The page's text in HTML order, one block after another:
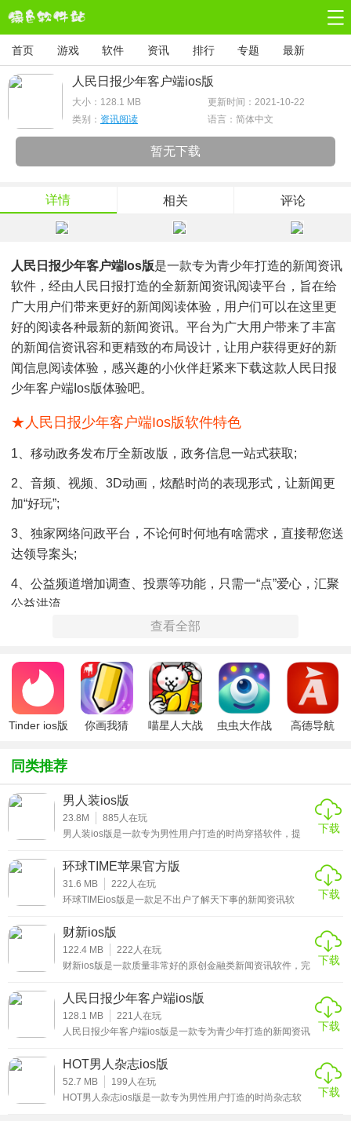
首页 游戏 软件 资讯 排行 专题 最新
人民日报少年客户端ios版
大小： 128.1 MB
更新时间：2021-10-22
类别： 资讯阅读 语言：简体中文
暂无下载
详情 相关 评论
人民日报少年客户端ios版是一款专为青少年打造的新闻资讯
软件，经由人民日报打造的全新新闻资讯阅读平台，旨在给
广大用户们带来更好的新闻阅读体验，用户们可以在这里更
好的阅读各种最新的新闻资讯。平台为广大用户带来了丰富
的新闻信资讯容和更精致的布局设计，让用户获得更好的新
闻信息阅读体验，感兴趣的小伙伴赶紧来下载这款人民日报
少年客户端ios版体验吧。
★人民日报少年客户端ios版软件特色
1、移动政务发布厅全新改版，政务信息一站式获取;
2、音频、视频、3D动画，炫酷时尚的表现形式，让新闻更
加“好玩”;
3、独家网络问政平台，不论何时何地有啥需求，直接帮您送
达领导案头;
4、公益频道增加调查、投票等功能，只需一“点”爱心，汇聚
公益洪流。
1、“新闻+公益”的创新
全新频道设计，打开公益新方式，浏览新闻即可传递温暖，
一“点”爱心便能汇聚公益洪流;
论何时何地，您的需求都可一键送达领导案头;
3、鲜活丰富的内容形式
短视频、小视频打造沉浸体验，第一时间为你连通新闻现场;
直播、动画、音频、报纸，炫酷形式让新闻更“好玩”。
1、随时随地为您提供有速度、有热度、有温度、有态度的新
2、热点焦点及时评，为您观察纷繁复杂的世界提供不一样的
务送到您手边。
查看全部
Tinder ios版
你画我猜
喵星人大战
虫虫大作战
高德导航
同类推荐
男人装ios版
23.8M 885 人在玩
男人装ios版是一款专为男性用户打造的时尚穿搭软件，提
友都感兴趣的内容，不管是品味、时尚、穿着或女人，男士
装app是中国发行量最大的男性杂志，让你轻松学会穿搭、
装扮等方面的内容，让你变得更加时尚，感兴趣的小伙伴赶
紧来下载这款男人装ios版体验吧。
下载
环球TIME苹果官方版
31.6 MB 222 人在玩
环球TIMEios版是一款足不出户了解天下事的新闻资讯软
世界的视野，全方位呈现出最具权威深度的新闻资讯信息。
拥有一支最早走出国门的专业报道队伍，驻外特派特派记者
已遍布全球150多个国家和地区，能迅速、准确地用中英文
双语报道世界各地动态，感兴趣的小伙伴赶紧来下载这款环
下载
财新ios版
122.4 MB 222 人在玩
财新ios版是一款质量非常好的原创金融类新闻资讯软件，完
界、金融界、产业界、学术界等社会精英提供日常所需的优
质、全方位金融信息服务，让广大用户可以足不出户了解天
下的金融事件，轻松掌握最新的金融类新闻资讯，感兴趣的
小伙伴赶紧来下载这款财新ios版体验吧。
下载
人民日报少年客户端ios版
128.1 MB 221 人在玩
人民日报少年客户端ios版是一款专为青少年打造的新闻资讯
广大用户们带来更好的新闻阅读体验，用户们可以在这里更
好的阅读各种最新的新闻资讯。平台为广大用户带来了丰富
的新闻信资讯容和更精致的布局设计，让用户获得更好的新
闻信息阅读体验，感兴趣的小伙伴赶紧来下载这款人民日报
下载
HOT男人杂志ios版
52.7 MB 199 人在玩
HOT男人杂志ios版是一款专为男性用户打造的时尚杂志软
下载